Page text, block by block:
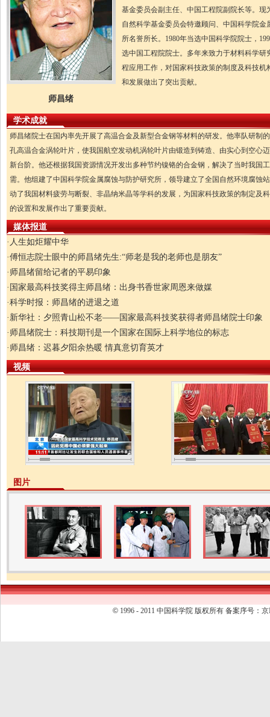
基金委员会副主任、中国工程院副院长等。现
自然科学基金委员会特邀顾问、中国科学院金
所名誉所长。1980年当选中国科学院院士，
选中国工程院院士。多年来致力于材料科学研
程应用工作，对国家科技政策的制度及科技机
和发展做出了突出贡献。
师昌绪
学术成就
师昌绪院士在国内率先开展了高温合金及新型合金钢等材料的研发。他率队研制
孔高温合金涡轮叶片，使我国航空发动机涡轮叶片由锻造到铸造、由实心到空心
新台阶。他还根据我国资源情况开发出多种节约镍铬的合金钢，解决了当时我国
需。他组建了中国科学院金属腐蚀与防护研究所，领导建立了全国自然环境腐蚀
动了我国材料疲劳与断裂、非晶纳米晶等学科的发展，为国家科技政策的制定及
的设置和发展作出了重要贡献。
媒体报道
· 人生如炬耀中华
·傅恒志院士眼中的师昌绪先生:“师老是我的老师也是朋友”
· 师昌绪留给记者的平易印象
· 国家最高科技奖得主师昌绪：出身书香世家周恩来做媒
·科学时报：师昌绪的进退之道
· 新华社：夕照青山松不老——国家最高科技奖获得者师昌绪院士印象
· 师昌绪院士：科技期刊是一个国家在国际上科学地位的标志
· 师昌绪：迟暮夕阳余热暖 情真意切育英才
视频
图片
© 1996 - 2011 中国科学院 版权所有 备案序号：